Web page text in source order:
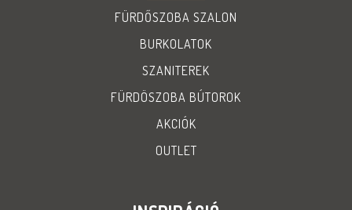
FÜRDŐSZOBA SZALON
BURKOLATOK
SZANITEREK
FÜRDÖSZOBA BÚTOROK
AKCIÓK
OUTLET